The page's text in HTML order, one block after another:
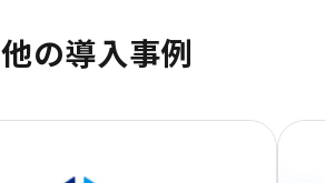
他の導入事例